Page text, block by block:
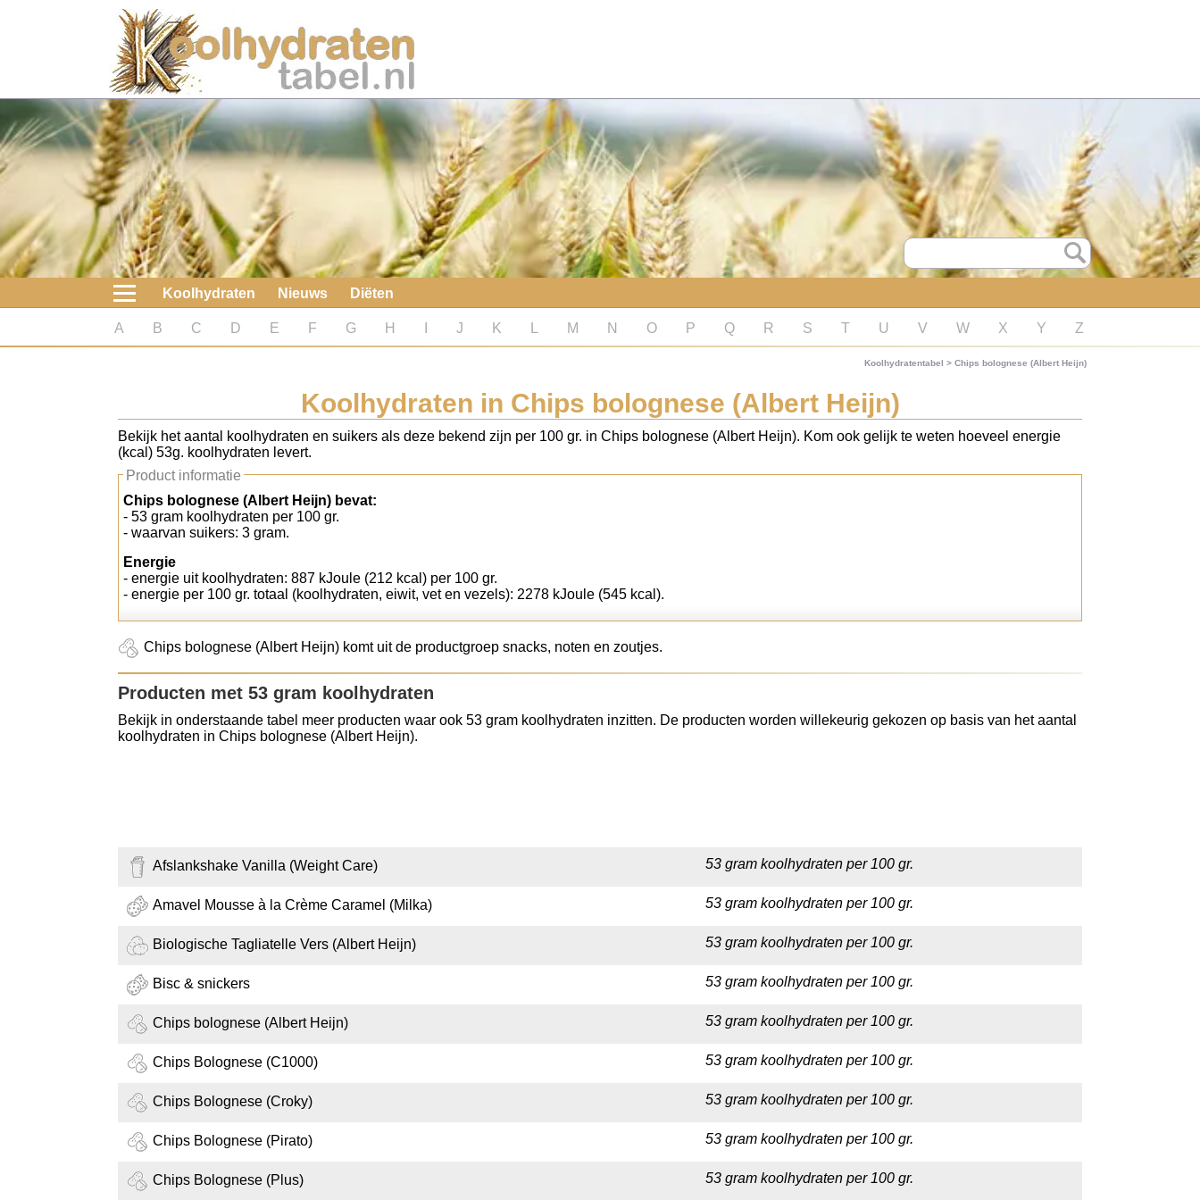
Koolhydraten
Nieuws
Koolhydraatarme diëten
Boeken
koolhydraatarme diëten
Diabetes test
Koolhydraten tellen
Koolhydraten Nieuws Diëten
A B C D E F G H J K M N O P Q R S T U V W X Y Z
Koolhydratentabel > Chips bolognese (Albert Heijn)
Koolhydraten in Chips bolognese (Albert Heijn)
Bekijk het aantal koolhydraten en suikers als deze bekend zijn per 100 gr. in Chips bolognese (Albert Heijn). Kom ook gelijk te weten hoeveel energie
(kcal) 53g. koolhydraten levert.
Product informatie
Chips bolognese (Albert Heijn) bevat:
- 53 gram koolhydraten per 100 gr.
- waarvan suikers: 3 gram.
Energie
- energie uit koolhydraten: 887 kJoule (212 kcal) per 100 gr.
- energie per 100 gr. totaal (koolhydraten, eiwit, vet en vezels): 2278 kJoule (545 kcal).
Chips bolognese (Albert Heijn) komt uit de productgroep snacks, noten en zoutjes.
Producten met 53 gram koolhydraten
Bekijk in onderstaande tabel meer producten waar ook 53 gram koolhydraten inzitten. De producten worden willekeurig gekozen op basis van het aantal
koolhydraten in Chips bolognese (Albert Heijn).
Afslankshake Vanilla (Weight Care) 53 gram koolhydraten per 100 gr.
Amavel Mousse à la Crème Caramel (Milka) 53 gram koolhydraten per 100 gr.
Biologische Tagliatelle Vers (Albert Heijn) 53 gram koolhydraten per 100 gr.
Bisc & snickers 53 gram koolhydraten per 100 gr.
Chips bolognese (Albert Heijn) 53 gram koolhydraten per 100 gr.
Chips Bolognese (C1000) 53 gram koolhydraten per 100 gr.
Chips Bolognese (Croky) 53 gram koolhydraten per 100 gr.
Chips Bolognese (Pirato) 53 gram koolhydraten per 100 gr.
Chips Bolognese (Plus) 53 gram koolhydraten per 100 gr.